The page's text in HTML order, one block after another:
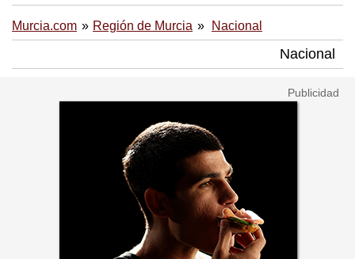
Murcia.com Región de Murcia Nacional
Nacional